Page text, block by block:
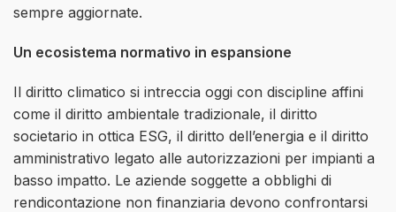
sempre aggiornate.
Un ecosistema normativo in espansione
Il diritto climatico si intreccia oggi con discipline affini
come il diritto ambientale tradizionale, il diritto
societario in ottica ESG, il diritto dell’energia e il diritto
amministrativo legato alle autorizzazioni per impianti a
basso impatto. Le aziende soggette a obblighi di
rendicontazione non finanziaria devono confrontarsi